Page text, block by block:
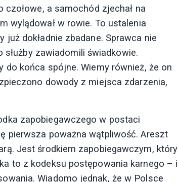
czołowe, a samochód zjechał na
wylądował w rowie. To ustalenia
dokładnie zbadane. Sprawca nie
służby zawiadomili świadkowie.
do końca spójne. Wiemy również, że on
dowody z miejsca zdarzenia,
zapobiegawczego w postaci
pierwsza poważna wątpliwość. Areszt
Jest środkiem zapobiegawczym, który
to z kodeksu postępowania karnego – i
Wiadomo jednak, że w Polsce